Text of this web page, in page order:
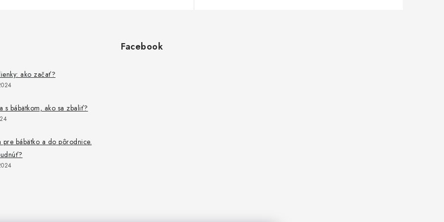
ako začať?
s bábätkom, ako sa zbaliť?
pre bábätko a do pôrodnice.
Facebook